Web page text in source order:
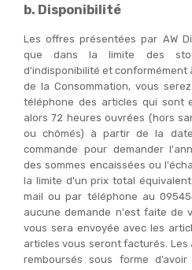
b. Disponibilité
Les offres présentées par AW
que dans la limite des
d'indisponibilité et conformément
de la Consommation, vous
téléphone des articles qui sont
alors 72 heures ouvrées (hors
ou chômés) à partir de la
commande pour demander
des sommes encaissées ou
la limite d'un prix total
mail ou par téléphone au
aucune demande n'est faite de
vous sera envoyée avec les
articles vous seront facturés.
remboursés sous forme